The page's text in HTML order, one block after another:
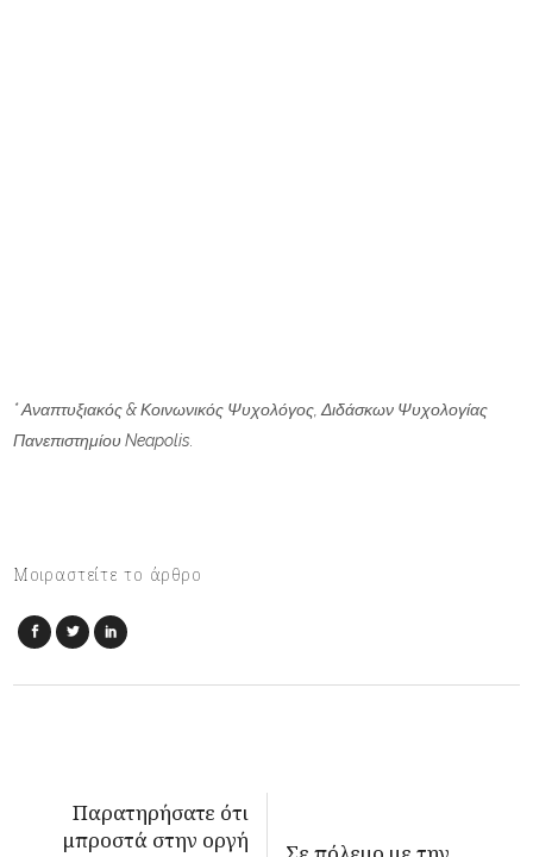
* Αναπτυξιακός & Κοινωνικός Ψυχολόγος, Διδάσκων Ψυχολογίας
Πανεπιστημίου Neapolis.
Μοιραστείτε το άρθρο
Παρατηρήσατε ότι
μπροστά στην οργή